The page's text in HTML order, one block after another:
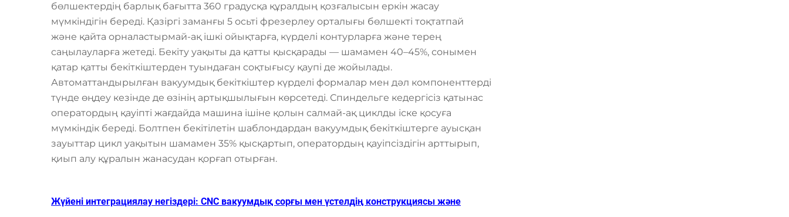
бөлшектердің барлық бағытта 360 градусқа құралдың қозғалысын еркін жасау
мүмкіндігін береді. Қазіргі заманғы 5 осьті фрезерлеу орталығы бөлшекті тоқтатпай
және қайта орналастырмай-ақ ішкі ойықтарға, күрделі контурларға және терең
саңылауларға жетеді. Бекіту уақыты да қатты қысқарады — шамамен 40–45%, сонымен
қатар қатты бекіткіштерден туындаған соқтығысу қаупі де жойылады.
Автоматтандырылған вакуумдық бекіткіштер күрделі формалар мен дәл компоненттерді
түнде өңдеу кезінде де өзінің артықшылығын көрсетеді. Спиндельге кедергісіз қатынас
оператордың қауіпті жағдайда машина ішіне қолын салмай-ақ циклды іске қосуға
мүмкіндік береді. Болтпен бекітілетін шаблондардан вакуумдық бекіткіштерге ауысқан
зауыттар цикл уақытын шамамен 35% қысқартып, оператордың қауіпсіздігін арттырып,
қиып алу құралын жанасудан қорғап отырған.
Жүйені интеграциялау негіздері: CNC вакуумдық сорғы мен үстелдің конструкциясы және